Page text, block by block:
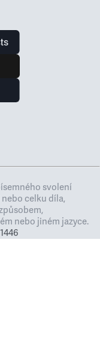
svolení
celku díla,
nebo jiném jazyce.